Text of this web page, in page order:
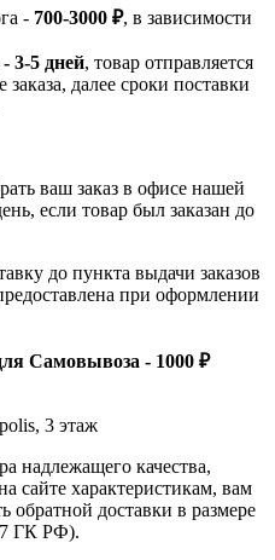
- 700-3000 ₽, в зависимости
3-5 дней, товар отправляется
далее сроки поставки
ваш заказ в офисе нашей
если товар был заказан до
до пункта выдачи заказов
при оформлении
Самовывоза - 1000 ₽
3 этаж
надлежащего качества,
сайте характеристикам, вам
обратной доставки в размере
ГК РФ).